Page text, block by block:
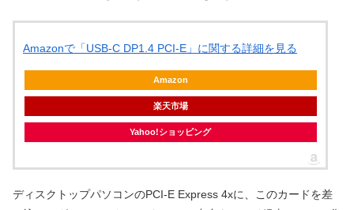
Amazonで「USB-C DP1.4 PCI-E」に関する詳細を見る
Amazon
楽天市場
Yahoo!ショッピング
ディスクトップパソコンのPCI-E Express 4xに、このカードを差